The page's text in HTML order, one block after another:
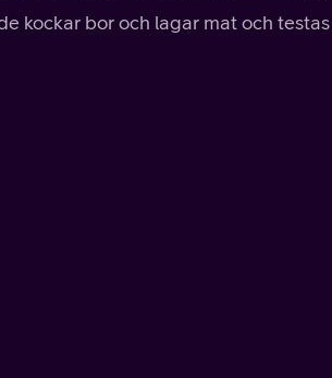
kockar bor och lagar mat och